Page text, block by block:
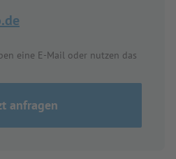
eine E-Mail oder nutzen das
anfragen